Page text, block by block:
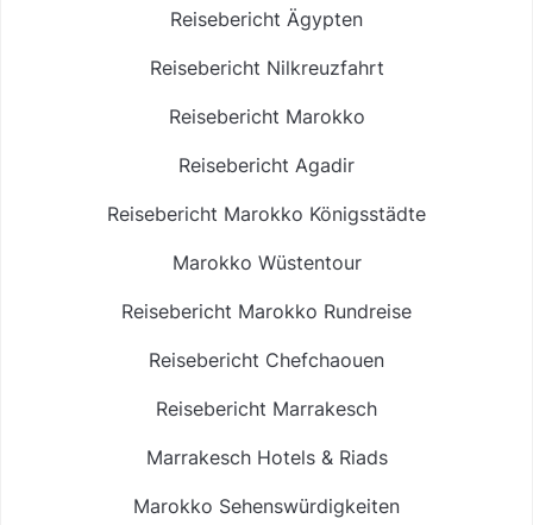
Reisebericht Ägypten
Reisebericht Nilkreuzfahrt
Reisebericht Marokko
Reisebericht Agadir
Reisebericht Marokko Königsstädte
Marokko Wüstentour
Reisebericht Marokko Rundreise
Reisebericht Chefchaouen
Reisebericht Marrakesch
Marrakesch Hotels & Riads
Marokko Sehenswürdigkeiten